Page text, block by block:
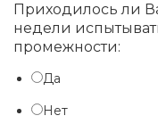
Приходилось ли
недели
промежности:
Да
Нет